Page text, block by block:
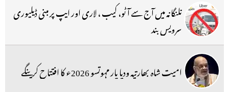
تلنگانہ میں آج سے آٹو، کیب ، لاری اور ایپ پر مبنی ڈیلیوری
سرویس بند
امیت شاہ بھارتیہ ودیا پار مہوتسو 2026ء کا افتتاح کرینگے